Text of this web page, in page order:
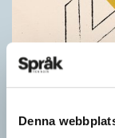
Denna